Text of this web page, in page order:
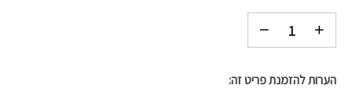
הערות להזמנת פריט זה: